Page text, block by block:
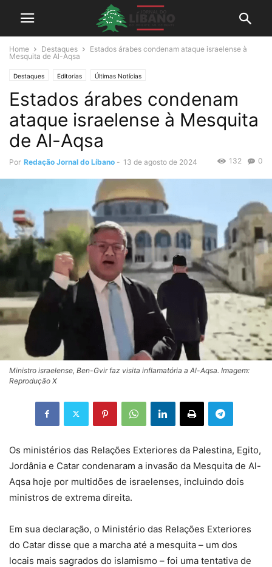
Home Destaques
Estados árabes condenam ataque israelense à
Mesquita de Al-Aqsa
Destaques Editorias Últimas Notícias
Estados árabes condenam
ataque israelense à Mesquita
de Al-Aqsa
Por Redação Jornal do Líbano - 13 de agosto de 2024 0
132
Ministro israelense, Ben-Gvir faz visita inflamatória a Al-Aqsa. Imagem:
Reprodução X
Os ministérios das Relações Exteriores da Palestina, Egito,
Jordânia e Catar condenaram a invasão da Mesquita de Al-
Aqsa hoje por multidões de israelenses, incluindo dois
ministros de extrema direita.
Em sua declaração, o Ministério das Relações Exteriores
do Catar disse que a marcha até a mesquita – um dos
locais mais sagrados do islamismo – foi uma tentativa de